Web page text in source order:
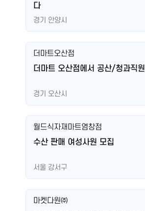
다
경기 안양시
더마트오산점
더마트 오산점에서 공산/청과직
경기 오산시
월드식자재마트염창점
수산 판매 여성사원 모집
서울 강서구
마켓다원㈜